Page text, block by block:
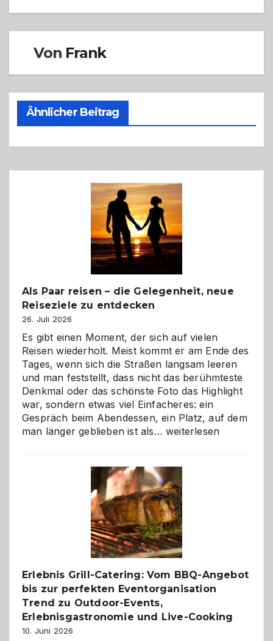
Von Frank
Ähnlicher Beitrag
Als Paar reisen – die Gelegenheit, neue
Reiseziele zu entdecken
26. Juli 2026
Es gibt einen Moment, der sich auf vielen
Reisen wiederholt. Meist kommt er am Ende des
Tages, wenn sich die Straßen langsam leeren
und man feststellt, dass nicht das berühmteste
Denkmal oder das schönste Foto das Highlight
war, sondern etwas viel Einfacheres: ein
Gespräch beim Abendessen, ein Platz, auf dem
man länger geblieben ist als… Als
–
die
Gelegenheit,
neue
Reiseziele
zu
entdecken
weiterlesen
Erlebnis Grill-Catering: Vom BBQ-Angebot
bis zur perfekten Eventorganisation
Trend zu Outdoor-Events,
Erlebnisgastronomie und Live-Cooking
10. Juni 2026